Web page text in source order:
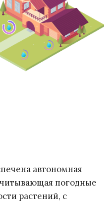
автономная
погодные
растений, с